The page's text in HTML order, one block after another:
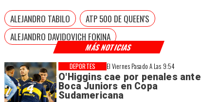
MÁS NOTICIAS
El Viernes Pasado A Las 9:54
O'Higgins cae por penales ante
Boca Juniors en Copa
Sudamericana
DEPORTES
ALEJANDRO TABILO
ATP 500 DE QUEEN'S
ALEJANDRO DAVIDOVICH FOKINA